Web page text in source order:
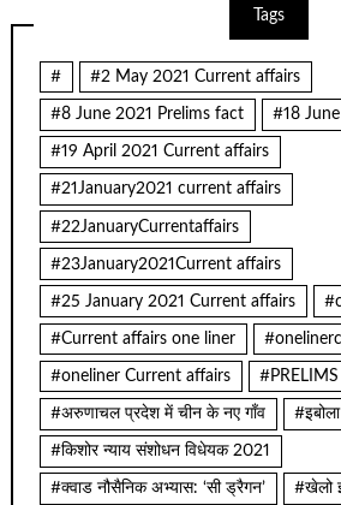
Tags
# #2 May 2021 Current affairs
#8 June 2021 Prelims fact #18
#19 April 2021 Current affairs
#21January2021 current affairs
#22JanuaryCurrentaffairs
#23January2021Current affairs
#25 January 2021 Current affairs
#Current affairs one liner
#oneliner Current affairs #PRELIMS
#अरुणाचल प्रदेश में चीन के नए गाँव
#किशोर न्याय संशोधन विधेयक 2021
#क्वाड नौसैनिक अभ्यास: ‘सी ड्रैगन’ #खेलो